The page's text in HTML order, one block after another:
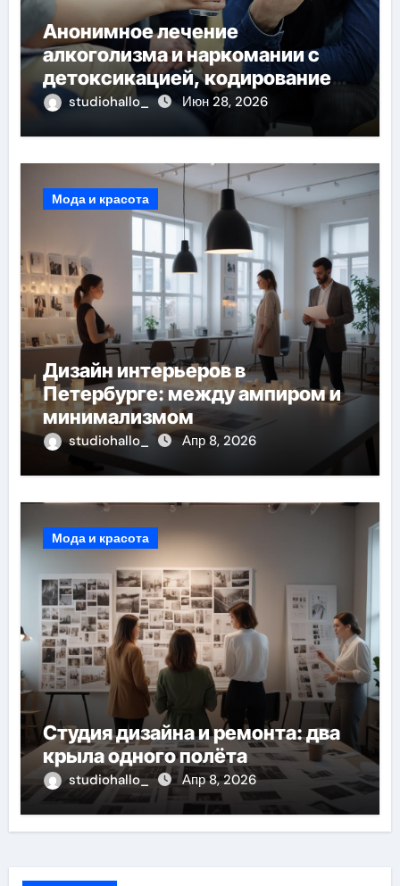
Анонимное лечение
алкоголизма и наркомании с
детоксикацией, кодированием
и круглосуточной помощью под
studiohallo_ Июн 28, 2026
Мода и красота
Дизайн интерьеров в
Петербурге: между ампиром и
минимализмом
studiohallo_ Апр 8, 2026
Мода и красота
Студия дизайна и ремонта: два
крыла одного полёта
studiohallo_ Апр 8, 2026